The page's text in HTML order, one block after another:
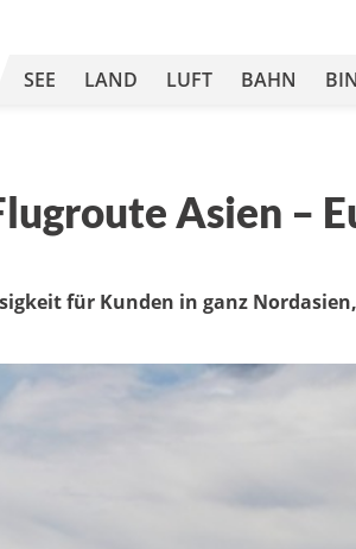
SEE LAND LUFT BAHN
Asien –
für Kunden in ganz Nordasien,